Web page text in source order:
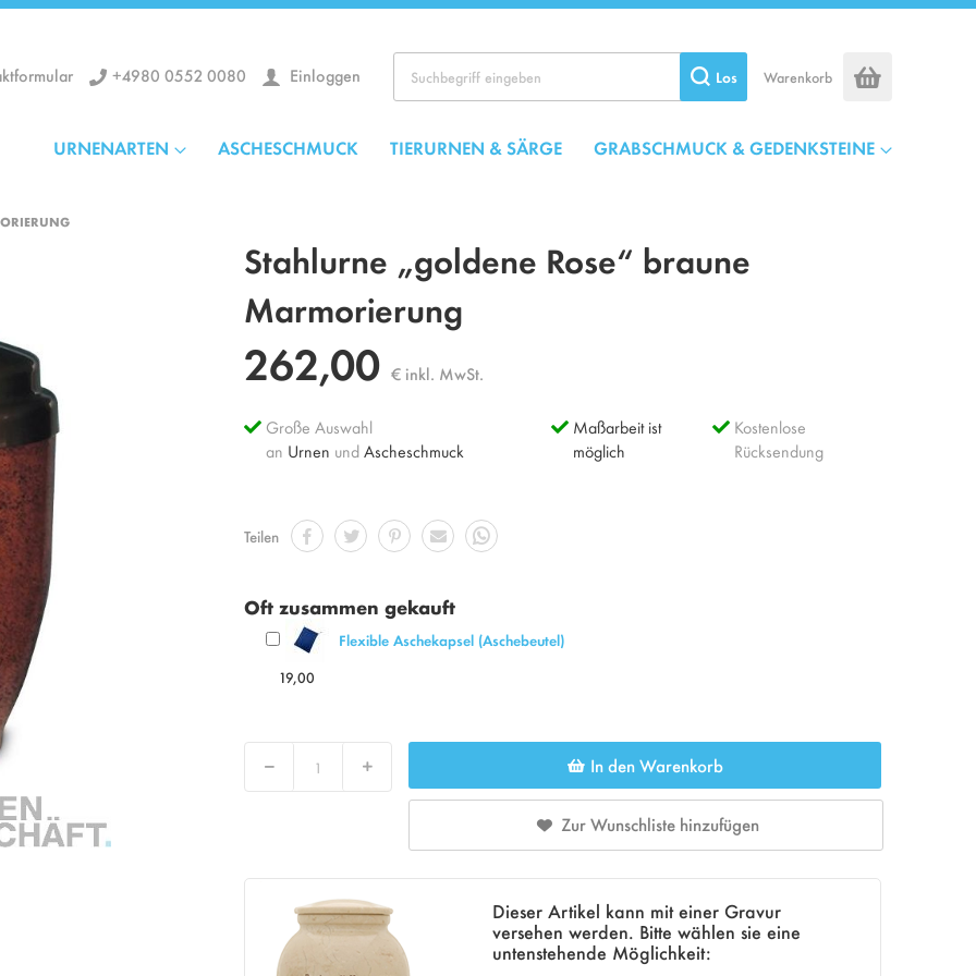
Warenkorb
+4980 0552 0080 Einloggen Los
URNENARTEN ASCHESCHMUCK TIERURNEN & SÄRGE GRABSCHMUCK & GEDENKSTEINE
Stahlurne „goldene Rose“ braune
Marmorierung
262,00 € inkl. MwSt.
Große Auswahl
an Urnen undAscheschmuck
Maßarbeit ist
möglich
Kostenlose
Rücksendung
Teilen
Oft zusammen gekauft
Flexible Aschekapsel (Aschebeutel)
19,00
Decrease Increase In den Warenkorb
Zur Wunschliste hinzufügen
Dieser Artikel kann mit einer Gravur
versehen werden. Bitte wählen sie eine
untenstehende Möglichkeit: